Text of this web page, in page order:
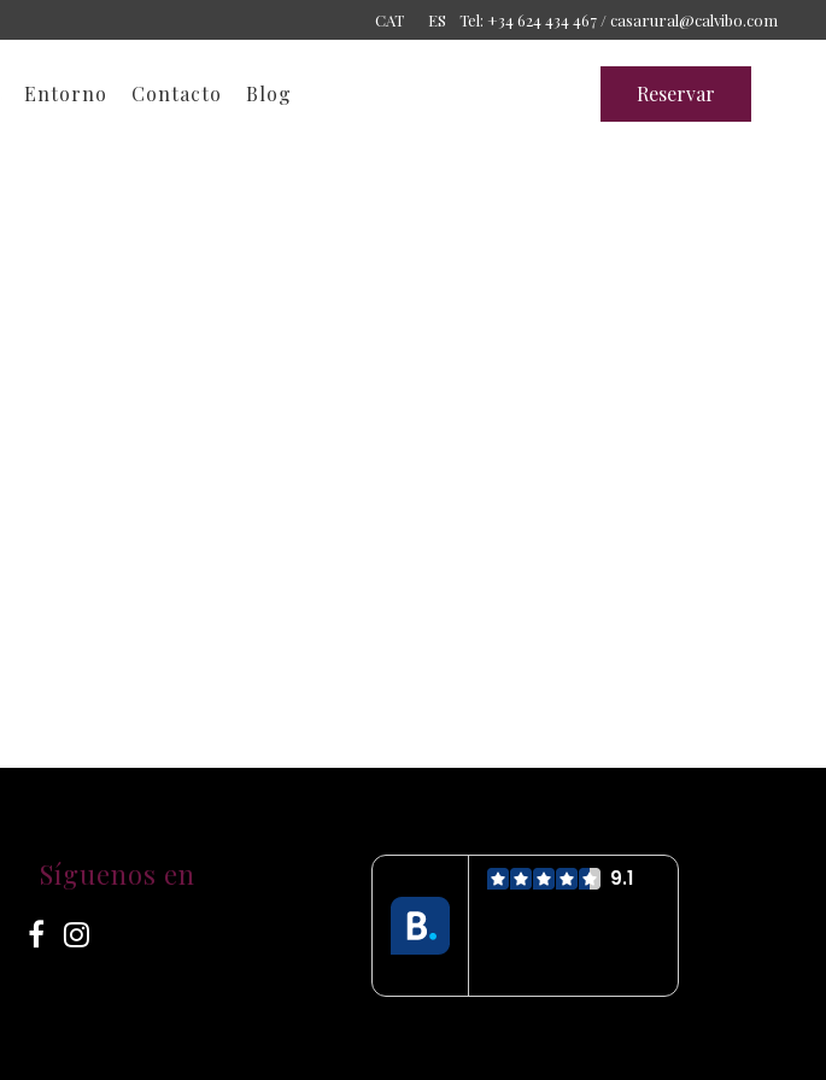
CAT ES Tel: +34 624 434 467 /casarural@calvibo.com
Reservar
Entorno Contacto Blog
Síguenos en
9.1